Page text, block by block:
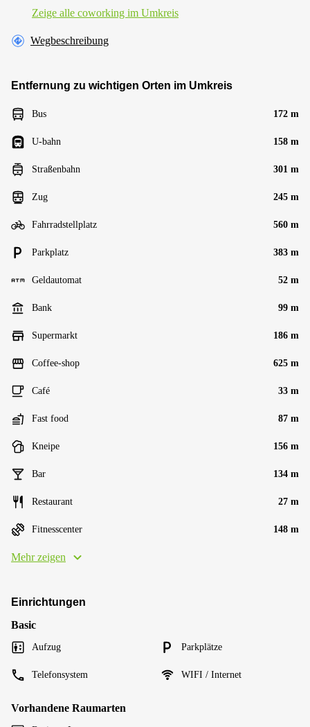
Zeige alle сoworking im Umkreis
Wegbeschreibung
Entfernung zu wichtigen Orten im Umkreis
Bus 172 m
U-bahn 158 m
Straßenbahn 301 m
Zug 245 m
Fahrradstellplatz 560 m
Parkplatz 383 m
Geldautomat 52 m
Bank 99 m
Supermarkt 186 m
Coffee-shop 625 m
Café 33 m
Fast food 87 m
Kneipe 156 m
Bar 134 m
Restaurant 27 m
Fitnesscenter 148 m
Mehr zeigen
Einrichtungen
Basic
Aufzug Parkplätze
Telefonsystem WIFI / Internet
Vorhandene Raumarten